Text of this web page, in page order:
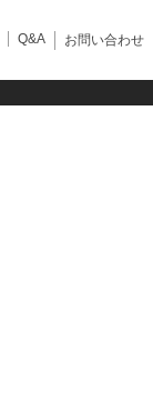
Q&A お問い合わせ